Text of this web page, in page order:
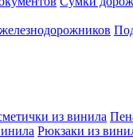
из винила
Рюкзаки из